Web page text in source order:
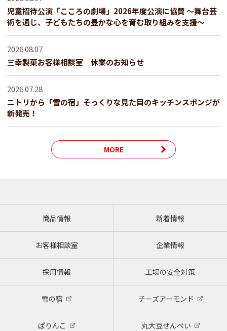
児童招待公演「こころの劇場」2026年度公演に協賛 ～舞台芸
術を通じ、子どもたちの豊かな心を育む取り組みを支援～
2026.08.07
三幸製菓お客様相談室 休業のお知らせ
2026.07.28
ニトリから「雪の宿」そっくりな見た目のキッチンスポンジが
新発売！
MORE
商品情報 新着情報
お客様相談室 企業情報
採用情報 工場の安全対策
雪の宿 チーズアーモンド
ぱりんこ 丸大豆せんべい